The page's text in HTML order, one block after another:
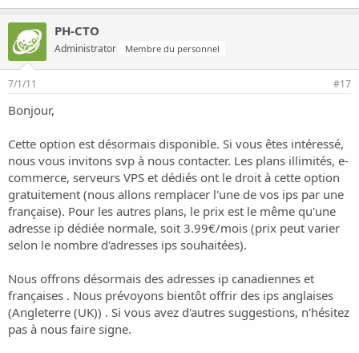
PH-CTO
Administrator Membre du personnel
7/1/11 #17
Bonjour,
Cette option est désormais disponible. Si vous êtes intéressé,
nous vous invitons svp à nous contacter. Les plans illimités, e-
commerce, serveurs VPS et dédiés ont le droit à cette option
gratuitement (nous allons remplacer l'une de vos ips par une
française). Pour les autres plans, le prix est le même qu'une
adresse ip dédiée normale, soit 3.99€/mois (prix peut varier
selon le nombre d'adresses ips souhaitées).
Nous offrons désormais des adresses ip canadiennes et
françaises . Nous prévoyons bientôt offrir des ips anglaises
(Angleterre (UK)) . Si vous avez d'autres suggestions, n'hésitez
pas à nous faire signe.